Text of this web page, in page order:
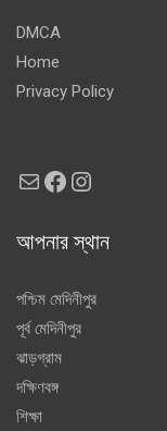
DMCA
Home
Privacy Policy
MailFacebook
আপনার স্থান
পশ্চিম মেদিনীপুর
পূর্ব মেদিনীপুর
ঝাড়গ্রাম
দক্ষিণবঙ্গ
শিক্ষা